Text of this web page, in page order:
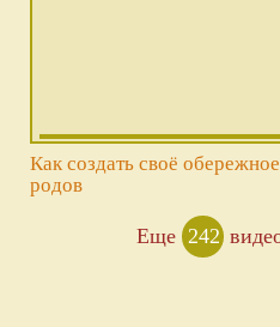
Как создать своё
родов
Еще 242